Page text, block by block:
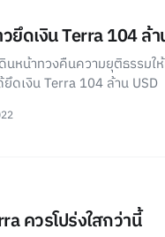
ยึดเงิน Terra 104 ล้
นหน้าทวงคืนความยุติธรรม
ดเงิน Terra 104 ล้าน USD
ควรโปร่งใสกว่านี้